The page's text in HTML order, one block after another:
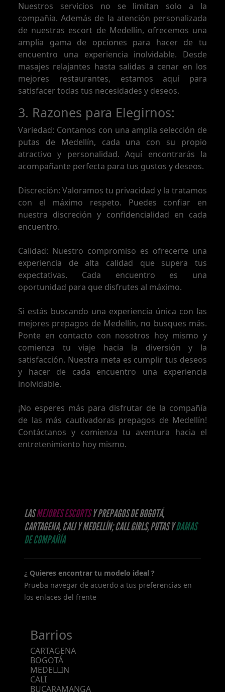
Nuestros servicios no se limitan solo a la
compañía. Además de la atención personalizada
de nuestras escort de Medellín, ofrecemos una
amplia gama de opciones para hacer de tu
encuentro una experiencia inolvidable. Desde
masajes relajantes hasta salidas a cenar en los
mejores restaurantes, estamos aquí para
satisfacer todas tus necesidades y deseos.
3. Razones para Elegirnos:
Variedad: Contamos con una amplia selección de
putas de Medellín, cada una con su propio
atractivo y personalidad. Aquí encontrarás la
acompañante perfecta para tus gustos y deseos.
Discreción: Valoramos tu privacidad y la tratamos
con el máximo respeto. Puedes confiar en
nuestra discreción y confidencialidad en cada
encuentro.
Calidad: Nuestro compromiso es ofrecerte una
experiencia de alta calidad que supera tus
expectativas. Cada encuentro es una
oportunidad para que disfrutes al máximo.
Si estás buscando una experiencia única con las
mejores prepagos de Medellín, no busques más.
Ponte en contacto con nosotros hoy mismo y
comienza tu viaje hacia la diversión y la
satisfacción. Nuestra meta es cumplir tus deseos
y hacer de cada encuentro una experiencia
inolvidable.
¡No esperes más para disfrutar de la compañía
de las más cautivadoras prepagos de Medellín!
Contáctanos y comienza tu aventura hacia el
entretenimiento hoy mismo.
LASMEJORES ESCORTSY PREPAGOS DE BOGOTÁ,
CARTAGENA, CALI Y MEDELLÍN; CALL GIRLS, PUTAS YDAMAS
DE COMPAÑÍA
¿ Quieres encontrar tu modelo ideal ?
Prueba navegar de acuerdo a tus preferencias en
los enlaces del frente
Barrios
CARTAGENA
BOGOTÁ
MEDELLIN
CALI
BUCARAMANGA